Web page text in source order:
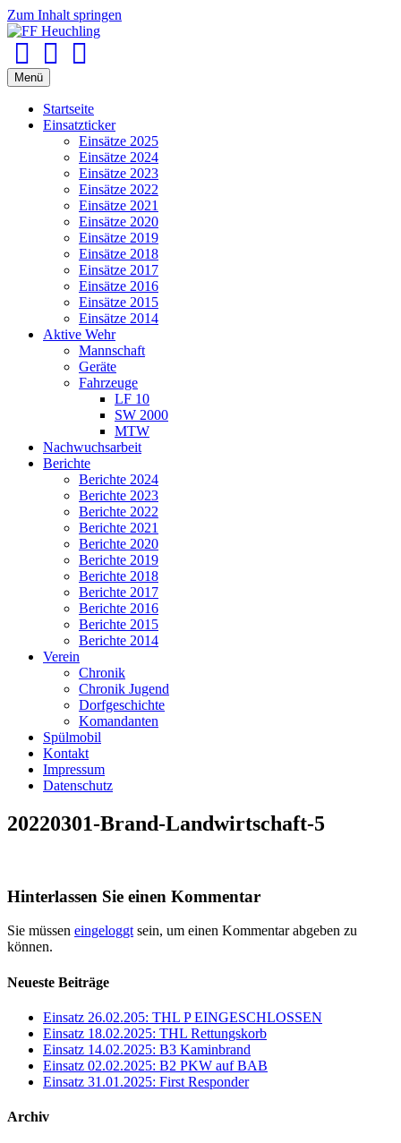
Zum Inhalt springen
Menü
Startseite
Einsatzticker
Einsätze 2025
Einsätze 2024
Einsätze 2023
Einsätze 2022
Einsätze 2021
Einsätze 2020
Einsätze 2019
Einsätze 2018
Einsätze 2017
Einsätze 2016
Einsätze 2015
Einsätze 2014
Aktive Wehr
Mannschaft
Geräte
Fahrzeuge
LF 10
SW 2000
MTW
Nachwuchsarbeit
Berichte
Berichte 2024
Berichte 2023
Berichte 2022
Berichte 2021
Berichte 2020
Berichte 2019
Berichte 2018
Berichte 2017
Berichte 2016
Berichte 2015
Berichte 2014
Verein
Chronik
Chronik Jugend
Dorfgeschichte
Komandanten
Spülmobil
Kontakt
Impressum
Datenschutz
20220301-Brand-Landwirtschaft-5
Hinterlassen Sie einen Kommentar
Sie müssen eingeloggt sein, um einen Kommentar abgeben zu
können.
Neueste Beiträge
Einsatz 26.02.205: THL P EINGESCHLOSSEN
Einsatz 18.02.2025: THL Rettungskorb
Einsatz 14.02.2025: B3 Kaminbrand
Einsatz 02.02.2025: B2 PKW auf BAB
Einsatz 31.01.2025: First Responder
Archiv